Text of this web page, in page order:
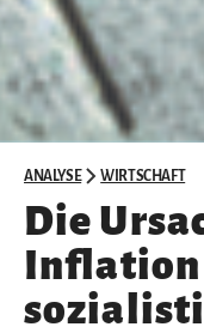
ANALYSE WIRTSCHAFT
Die
Inflation